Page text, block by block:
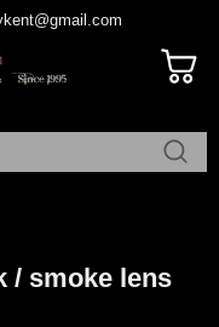
/ smoke lens